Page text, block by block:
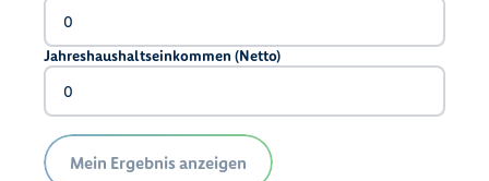
Jahreshaushaltseinkommen (Netto)
Mein Ergebnis anzeigen